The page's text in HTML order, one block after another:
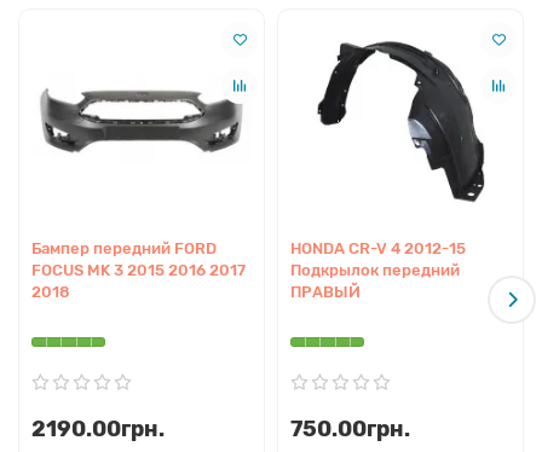
Бампер передний FORD
FOCUS MK 3 2015 2016 2017
2018
2190.00грн.
HONDA CR-V 4 2012-15
Подкрылок передний
ПРАВЫЙ
750.00грн.